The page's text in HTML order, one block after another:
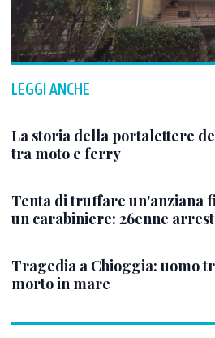
LEGGI ANCHE
La storia della portalettere
tra moto e ferry
Tenta di truffare un'anziana
un carabiniere: 26enne
Tragedia a Chioggia: uomo
morto in mare